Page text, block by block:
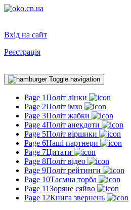
Вхід на сайт
Реєстрація
Toggle navigation
Page 1Політ лінки
Page 2Політ імхо
Page 3Політ жабки
Page 4Політ анекдоти
Page 5Політ віршики
Page 6Наші партнери
Page 7Цитати
Page 8Політ відео
Page 9Політ рейтинги
Page 10Таємна торба
Page 11Зоряне сяйво
Page 12Книга звернень